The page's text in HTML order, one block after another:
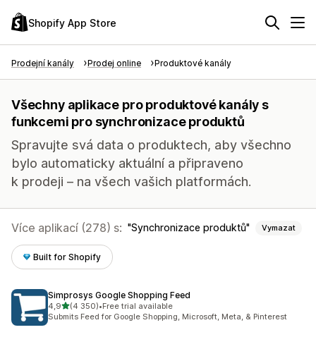
Shopify App Store
Prodejní kanály Prodej online Produktové kanály
Všechny aplikace pro produktové kanály s
funkcemi pro synchronizace produktů
Spravujte svá data o produktech, aby všechno
bylo automaticky aktuální a připraveno
k prodeji – na všech vašich platformách.
Více aplikací (278) s: Synchronizace produktů Vymazat
Built for Shopify
Simprosys Google Shopping Feed
4,9z 5 hvězd
(4 350)
Celkový počet recenzí: 4350
•Free trial available
Submits Feed for Google Shopping, Microsoft, Meta, & Pinterest